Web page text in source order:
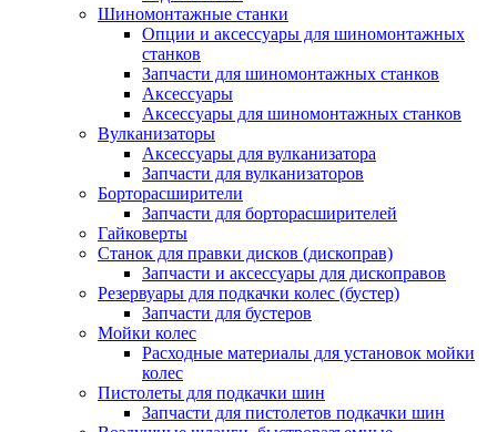
Шиномонтажные станки
Опции и аксессуары для шиномонтажных
станков
Запчасти для шиномонтажных станков
Аксессуары
Аксессуары для шиномонтажных станков
Вулканизаторы
Аксессуары для вулканизатора
Запчасти для вулканизаторов
Борторасширители
Запчасти для борторасширителей
Гайковерты
Станок для правки дисков (дископрав)
Запчасти и аксессуары для дископравов
Резервуары для подкачки колес (бустер)
Запчасти для бустеров
Мойки колес
Расходные материалы для установок мойки
колес
Пистолеты для подкачки шин
Запчасти для пистолетов подкачки шин